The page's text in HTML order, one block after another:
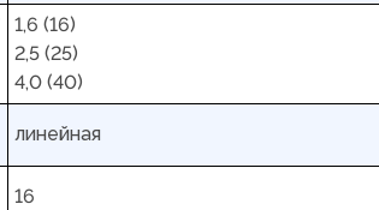
1,6 (16)
2,5 (25)
4,0 (40)
линейная
16